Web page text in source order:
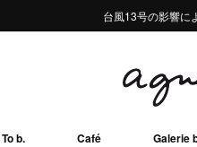
熊本地域地震の影響
Summer
台風13号の影響に
熊本地域地震の影響
Summer
To b. Café Galerie